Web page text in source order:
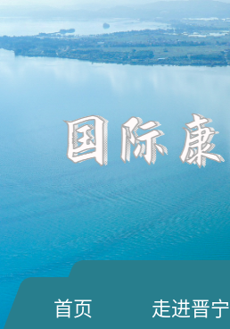
首页 走进晋宁